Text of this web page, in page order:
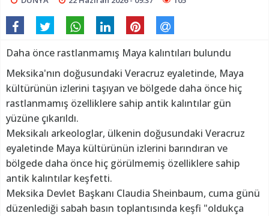
Daha önce rastlanmamış Maya kalıntıları bulundu
Meksika'nın doğusundaki Veracruz eyaletinde, Maya
kültürünün izlerini taşıyan ve bölgede daha önce hiç
rastlanmamış özelliklere sahip antik kalıntılar gün
yüzüne çıkarıldı.
Meksikalı arkeologlar, ülkenin doğusundaki Veracruz
eyaletinde Maya kültürünün izlerini barındıran ve
bölgede daha önce hiç görülmemiş özelliklere sahip
antik kalıntılar keşfetti.
Meksika Devlet Başkanı Claudia Sheinbaum, cuma günü
düzenlediği sabah basın toplantısında keşfi "oldukça